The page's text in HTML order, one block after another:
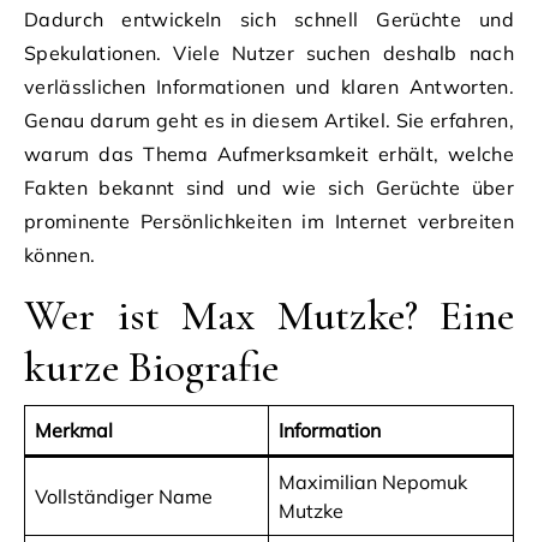
Dadurch entwickeln sich schnell Gerüchte und
Spekulationen. Viele Nutzer suchen deshalb nach
verlässlichen Informationen und klaren Antworten.
Genau darum geht es in diesem Artikel. Sie erfahren,
warum das Thema Aufmerksamkeit erhält, welche
Fakten bekannt sind und wie sich Gerüchte über
prominente Persönlichkeiten im Internet verbreiten
können.
Wer ist Max Mutzke? Eine
kurze Biografie
Merkmal Information
Vollständiger Name
Maximilian Nepomuk
Mutzke